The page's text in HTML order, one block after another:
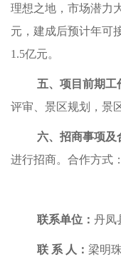
理想之地， 市场潜力
元， 建成后预计年可
1.5亿元。
五、项目前期工
评审、景区规划，景
六、招商事项及
进行招商。合作方式
联系单位： 丹凤
联 系 人： 梁明珠